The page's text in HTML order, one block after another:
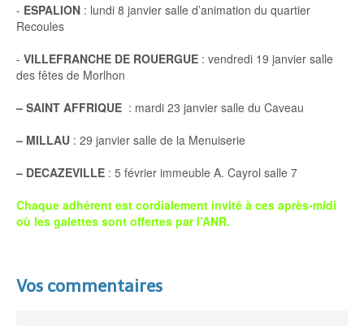
- ESPALION : lundi 8 janvier salle d’animation du quartier
Recoules
- VILLEFRANCHE DE ROUERGUE : vendredi 19 janvier salle
des fêtes de Morlhon
– SAINT AFFRIQUE : mardi 23 janvier salle du Caveau
– MILLAU : 29 janvier salle de la Menuiserie
– DECAZEVILLE : 5 février immeuble A. Cayrol salle 7
Chaque adhérent est cordialement invité à ces après-midi
où les galettes sont offertes par l’ANR.
Vos commentaires